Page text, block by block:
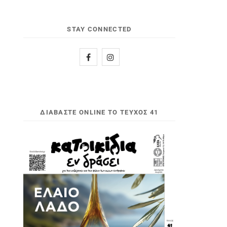
STAY CONNECTED
ΔΙΑΒΆΣΤΕ ONLINE ΤΟ ΤΕΎΧΟΣ 41